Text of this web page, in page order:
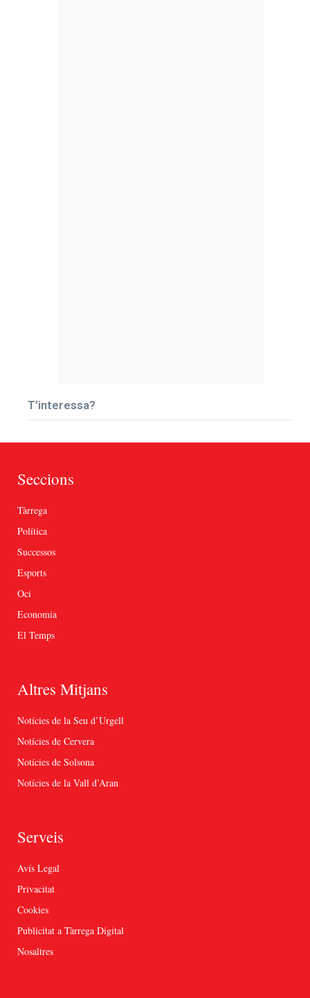
T’interessa?
Seccions
Tàrrega
Política
Successos
Esports
Oci
Economia
El Temps
Altres Mitjans
Notícies de la Seu d’Urgell
Notícies de Cervera
Notícies de Solsona
Notícies de la Vall d’Aran
Serveis
Avís Legal
Privacitat
Cookies
Publicitat a Tàrrega Digital
Nosaltres